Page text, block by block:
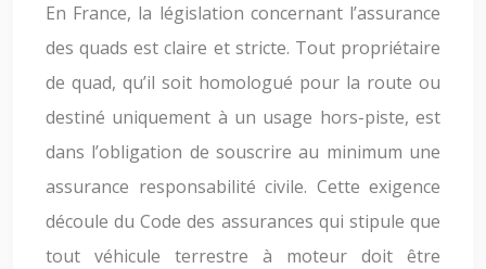
En France, la législation concernant l’assurance
des quads est claire et stricte. Tout propriétaire
de quad, qu’il soit homologué pour la route ou
destiné uniquement à un usage hors-piste, est
dans l’obligation de souscrire au minimum une
assurance responsabilité civile. Cette exigence
découle du Code des assurances qui stipule que
tout véhicule terrestre à moteur doit être